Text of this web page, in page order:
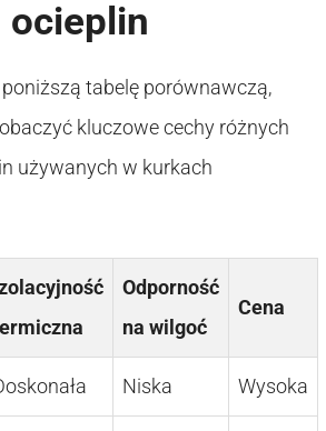
ocieplin
tabelę porównawczą,
kluczowe cechy różnych
używanych w kurkach
Odporność
na wilgoć
Cena
Niska Wysoka